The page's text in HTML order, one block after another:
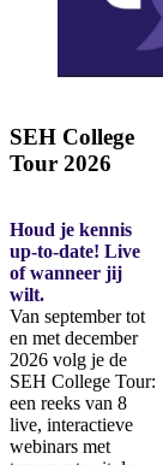
SEH College
Tour 2026
Houd je kennis
up-to-date! Live
of wanneer jij
wilt.
Van september tot
en met december
2026 volg je de
SEH College Tour:
een reeks van 8
live, interactieve
webinars met